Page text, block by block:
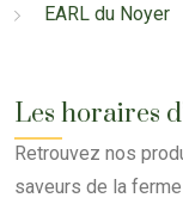
EARL du Noyer
Les horaires
Retrouvez nos
saveurs de la